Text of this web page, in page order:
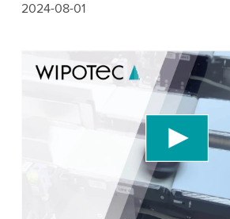
2024-08-01
Abbiamo bisogno del tuo
caricare il servizio video di
Utilizziamo un servizio di terze
incorporare contenuti video che
raccogliere dati sulla tua attività.
i dettagli e accetta il servizio per